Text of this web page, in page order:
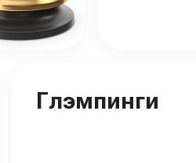
Глэмпинги